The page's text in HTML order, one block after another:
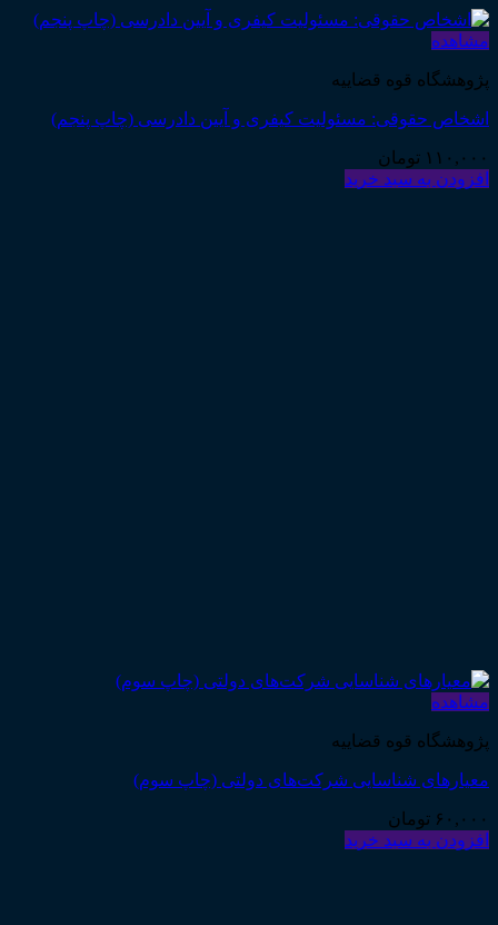
مشاهده
پژوهشگاه قوه قضاییه
اشخاص حقوقی: مسئولیت کیفری و آیین دادرسی (چاپ پنجم)
۱۱۰,۰۰۰ تومان
افزودن به سبد خرید
مشاهده
پژوهشگاه قوه قضاییه
معیارهای شناسایی شرکت‌های دولتی (چاپ سوم)
۶۰,۰۰۰ تومان
افزودن به سبد خرید